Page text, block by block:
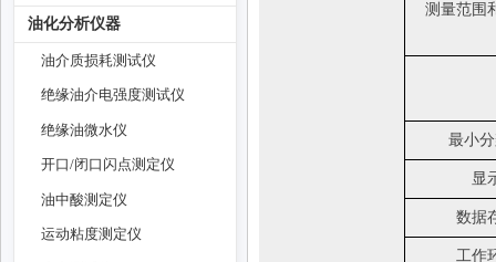
测量范围
最小
显
数据
工作
油化分析仪器
油介质损耗测试仪
绝缘油介电强度测试仪
绝缘油微水仪
开口/闭口闪点测定仪
油中酸测定仪
运动粘度测定仪